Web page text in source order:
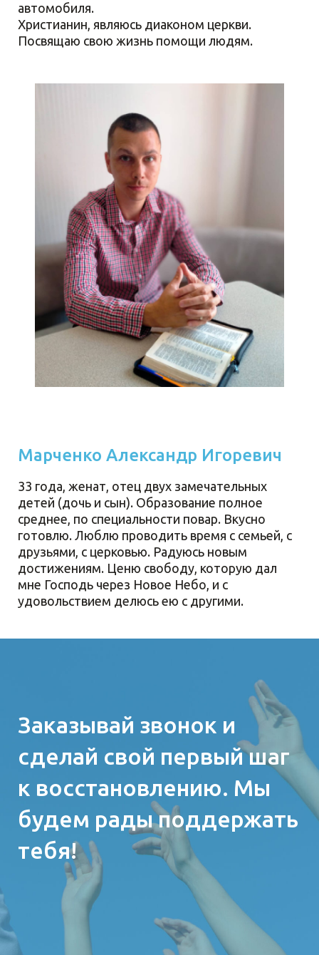
автомобиля.
Христианин, являюсь диаконом церкви.
Посвящаю свою жизнь помощи людям.
Марченко Александр Игоревич
33 года, женат, отец двух замечательных
детей (дочь и сын). Образование полное
среднее, по специальности повар. Вкусно
готовлю. Люблю проводить время с семьей, с
друзьями, с церковью. Радуюсь новым
достижениям. Ценю свободу, которую дал
мне Господь через Новое Небо, и с
удовольствием делюсь ею с другими.
Заказывай звонок и
сделай свой первый шаг
к восстановлению. Мы
будем рады поддержать
тебя!